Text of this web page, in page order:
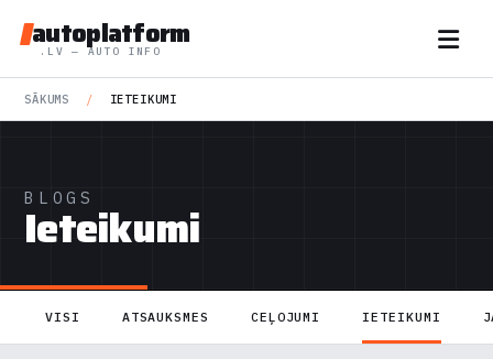
autoplatform
.LV — AUTO INFO
SĀKUMS / IETEIKUMI
BLOGS
Ieteikumi
VISI ATSAUKSMES CEĻOJUMI IETEIKUMI